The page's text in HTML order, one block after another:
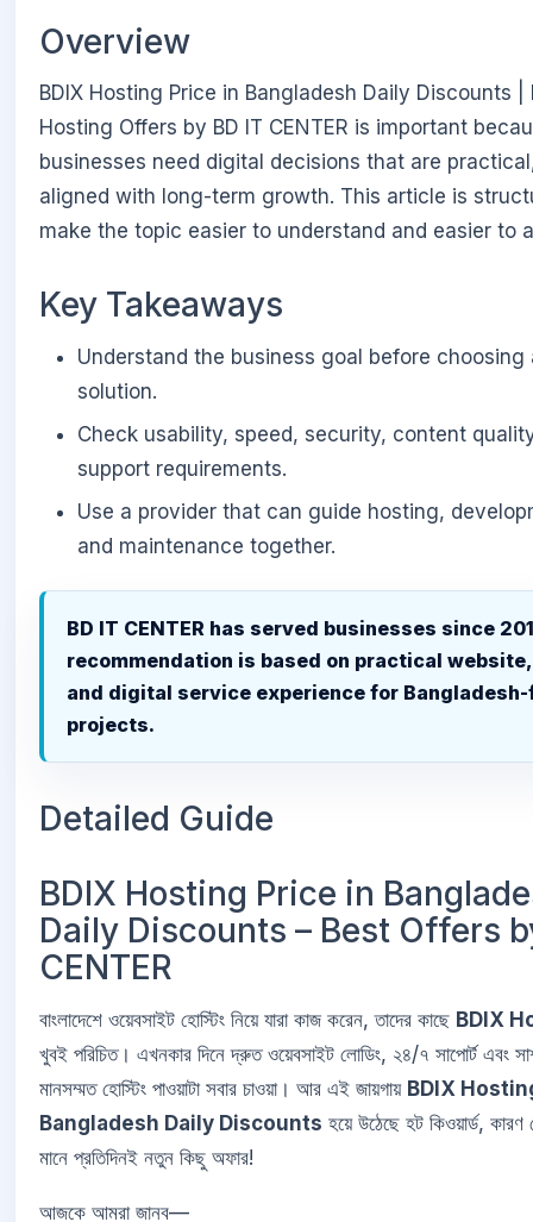
Overview
BDIX Hosting Price in Bangladesh Daily Discounts |
Hosting Offers by BD IT CENTER is important
businesses need digital decisions that are
aligned with long-term growth. This article is
make the topic easier to understand and easier to
Key Takeaways
Understand the business goal before choosing
solution.
Check usability, speed, security, content
support requirements.
Use a provider that can guide hosting,
and maintenance together.
BD IT CENTER has served businesses since
recommendation is based on practical
and digital service experience for
projects.
Detailed Guide
BDIX Hosting Price in
Daily Discounts – Best Offers
CENTER
বাংলাদেশে ওয়েবসাইট হোস্টিং নিয়ে যারা কাজ করেন, তাদের কাছে BDIX
খুবই পরিচিত। এখনকার দিনে দ্রুত ওয়েবসাইট লোডিং, ২৪/৭ সাপোর্ট এবং
মানসম্মত হোস্টিং পাওয়াটা সবার চাওয়া। আর এই জায়গায় BDIX
Bangladesh Daily Discounts হয়ে উঠেছে হট কিওয়ার্ড, কারণ
মানে প্রতিদিনই নতুন কিছু অফার!
আজকে আমরা জানব—